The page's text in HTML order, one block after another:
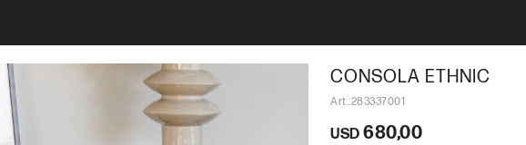
CONSOLA ETHNIC
283337001
USD 680,00